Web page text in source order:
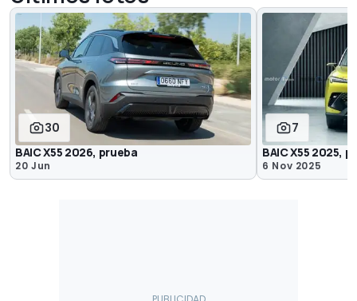
30
BAIC X55 2026, prueba
20 Jun
7
BAIC X55 2025,
6 Nov 2025